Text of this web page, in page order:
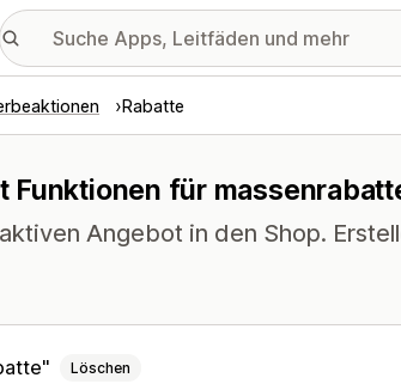
Rabatte
Funktionen für
Angebot in den Shop.
Löschen